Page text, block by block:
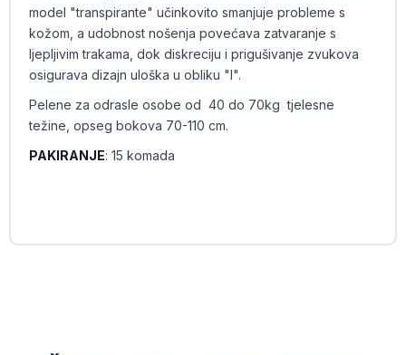
model "transpirante" učinkovito smanjuje probleme s
kožom, a udobnost nošenja povećava zatvaranje s
ljepljivim trakama, dok diskreciju i prigušivanje zvukova
osigurava dizajn uloška u obliku "I".
Pelene za odrasle osobe od 40 do 70kg tjelesne
težine, opseg bokova 70-110 cm.
PAKIRANJE: 15 komada